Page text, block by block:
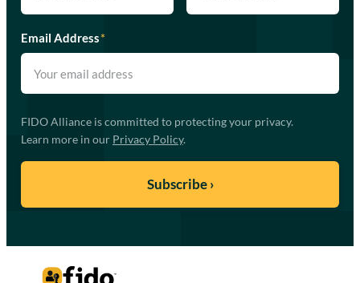
Email Address*
FIDO Alliance is committed to protecting your privacy.
Learn more in our Privacy Policy.